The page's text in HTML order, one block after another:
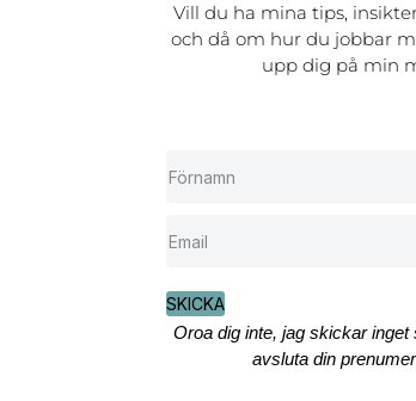
Vill du ha mina tips,
och då om hur du jobbar
upp dig på min
SKICKA
Oroa dig inte, jag skickar
avsluta din